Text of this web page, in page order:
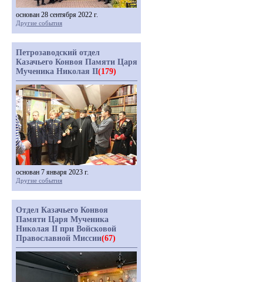
основан 28 сентября 2022 г.
Другие события
Петрозаводский отдел
Казачьего Конвоя Памяти Царя
Мученика Николая II(179)
основан 7 января 2023 г.
Другие события
Отдел Казачьего Конвоя
Памяти Царя Мученика
Николая II при Войсковой
Православной Миссии(67)